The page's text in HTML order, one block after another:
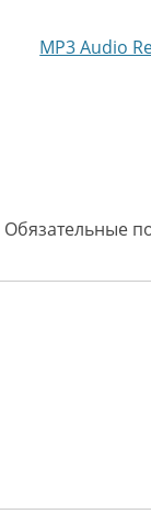
MP3 Audio
Обязательные